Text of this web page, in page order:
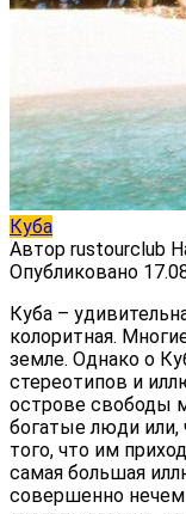
Куба
Автор rustourclub
Опубликовано
Куба –
колоритная.
земле. Однако о
стереотипов и
острове свободы
богатые люди или,
того, что им
самая большая
совершенно нечем